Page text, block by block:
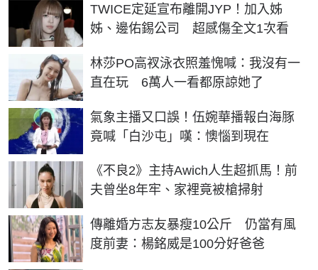
TWICE定延宣布離開JYP！加入姊
姊、邊佑錫公司 超感傷全文1次看
林莎PO高衩泳衣照羞愧喊：我沒有一
直在玩 6萬人一看都原諒她了
氣象主播又口誤！伍婉華播報白海豚
竟喊「白沙屯」嘆：懊惱到現在
《不良2》主持Awich人生超抓馬！前
夫曾坐8年牢、家裡竟被槍掃射
傳離婚方志友暴瘦10公斤 仍當有風
度前妻：楊銘威是100分好爸爸